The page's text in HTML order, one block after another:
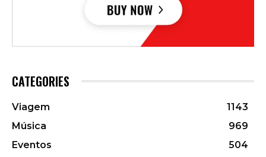
CATEGORIES
Viagem
1143
Música
969
Eventos
504